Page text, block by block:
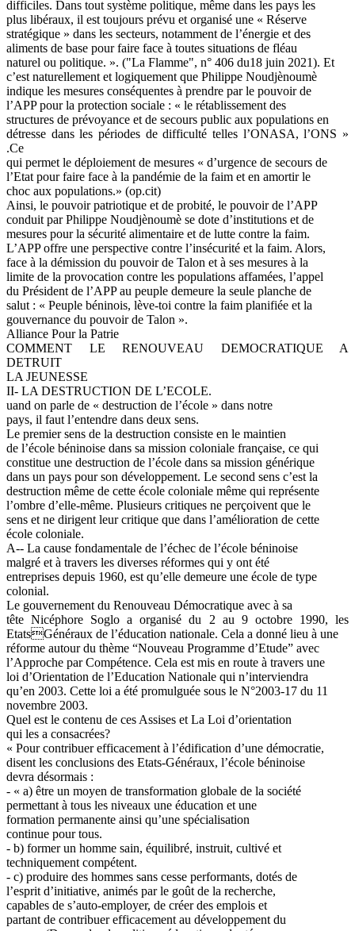
difficiles. Dans tout système politique, même dans les pays les
plus libéraux, il est toujours prévu et organisé une « Réserve
stratégique » dans les secteurs, notamment de l’énergie et des
aliments de base pour faire face à toutes situations de fléau
naturel ou politique. ». ("La Flamme", n° 406 du18 juin 2021). Et
c’est naturellement et logiquement que Philippe Noudjènoumè
indique les mesures conséquentes à prendre par le pouvoir de
l’APP pour la protection sociale : « le rétablissement des
structures de prévoyance et de secours public aux populations en
détresse dans les périodes de difficulté telles l’ONASA, l’ONS »
.Ce
qui permet le déploiement de mesures « d’urgence de secours de
l’Etat pour faire face à la pandémie de la faim et en amortir le
choc aux populations.» (op.cit)
Ainsi, le pouvoir patriotique et de probité, le pouvoir de l’APP
conduit par Philippe Noudjènoumè se dote d’institutions et de
mesures pour la sécurité alimentaire et de lutte contre la faim.
L’APP offre une perspective contre l’insécurité et la faim. Alors,
face à la démission du pouvoir de Talon et à ses mesures à la
limite de la provocation contre les populations affamées, l’appel
du Président de l’APP au peuple demeure la seule planche de
salut : « Peuple béninois, lève-toi contre la faim planifiée et la
gouvernance du pouvoir de Talon ».
Alliance Pour la Patrie
COMMENT LE RENOUVEAU DEMOCRATIQUE A
DETRUIT
LA JEUNESSE
II- LA DESTRUCTION DE L’ECOLE.
uand on parle de « destruction de l’école » dans notre
pays, il faut l’entendre dans deux sens.
Le premier sens de la destruction consiste en le maintien
de l’école béninoise dans sa mission coloniale française, ce qui
constitue une destruction de l’école dans sa mission générique
dans un pays pour son développement. Le second sens c’est la
destruction même de cette école coloniale même qui représente
l’ombre d’elle-même. Plusieurs critiques ne perçoivent que le
sens et ne dirigent leur critique que dans l’amélioration de cette
école coloniale.
A-- La cause fondamentale de l’échec de l’école béninoise
malgré et à travers les diverses réformes qui y ont été
entreprises depuis 1960, est qu’elle demeure une école de type
colonial.
Le gouvernement du Renouveau Démocratique avec à sa
tête Nicéphore Soglo a organisé du 2 au 9 octobre 1990, les
EtatsGénéraux de l’éducation nationale. Cela a donné lieu à une
réforme autour du thème “Nouveau Programme d’Etude” avec
l’Approche par Compétence. Cela est mis en route à travers une
loi d’Orientation de l’Education Nationale qui n’interviendra
qu’en 2003. Cette loi a été promulguée sous le N°2003-17 du 11
novembre 2003.
Quel est le contenu de ces Assises et La Loi d’orientation
qui les a consacrées?
« Pour contribuer efficacement à l’édification d’une démocratie,
disent les conclusions des Etats-Généraux, l’école béninoise
devra désormais :
- « a) être un moyen de transformation globale de la société
permettant à tous les niveaux une éducation et une
formation permanente ainsi qu’une spécialisation
continue pour tous.
- b) former un homme sain, équilibré, instruit, cultivé et
techniquement compétent.
- c) produire des hommes sans cesse performants, dotés de
l’esprit d’initiative, animés par le goût de la recherche,
capables de s’auto-employer, de créer des emplois et
partant de contribuer efficacement au développement du